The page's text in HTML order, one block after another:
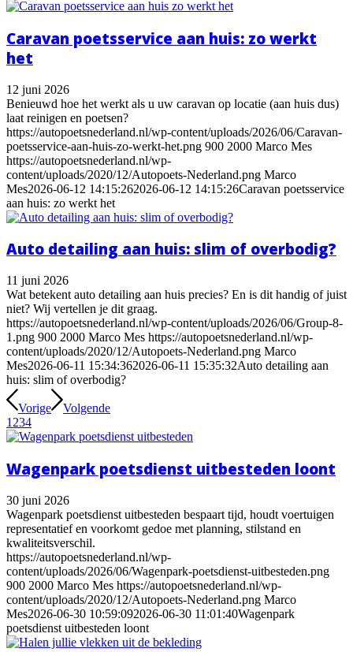
Caravan poetsservice aan huis: zo werkt
het
12 juni 2026
Benieuwd hoe het werkt als u uw caravan op locatie (aan huis dus)
laat reinigen en poetsen?
https://autopoetsnederland.nl/wp-content/uploads/2026/06/Caravan-
poetsservice-aan-huis-zo-werkt-het.png 900 2000 Marco Mes
https://autopoetsnederland.nl/wp-
content/uploads/2020/12/Autopoets-Nederland.png Marco
Mes2026-06-12 14:15:262026-06-12 14:15:26Caravan poetsservice
aan huis: zo werkt het
Auto detailing aan huis: slim of overbodig?
11 juni 2026
Wat betekent auto detailing aan huis precies? En is dit handig of juist
niet? Wij vertellen je dit graag.
https://autopoetsnederland.nl/wp-content/uploads/2026/06/Group-8-
1.png 900 2000 Marco Mes https://autopoetsnederland.nl/wp-
content/uploads/2020/12/Autopoets-Nederland.png Marco
Mes2026-06-11 15:34:362026-06-11 15:35:32Auto detailing aan
huis: slim of overbodig?
Vorige
Volgende
1 234
Wagenpark poetsdienst uitbesteden loont
30 juni 2026
Wagenpark poetsdienst uitbesteden bespaart tijd, houdt voertuigen
representatief en voorkomt gedoe met planning, stilstand en
kwaliteitsverschil.
https://autopoetsnederland.nl/wp-
content/uploads/2026/06/Wagenpark-poetsdienst-uitbesteden.png
900 2000 Marco Mes https://autopoetsnederland.nl/wp-
content/uploads/2020/12/Autopoets-Nederland.png Marco
Mes2026-06-30 10:59:092026-06-30 11:01:40Wagenpark
poetsdienst uitbesteden loont